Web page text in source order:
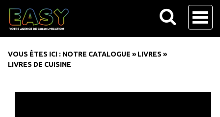
VOUS ÊTES ICI : NOTRE CATALOGUE » LIVRES »
LIVRES DE CUISINE